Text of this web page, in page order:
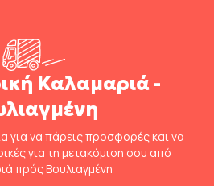
Καλαμαριά -
για να πάρεις προσφορές και να
για τη μετακόμιση σου από
πρός Βουλιαγμένη